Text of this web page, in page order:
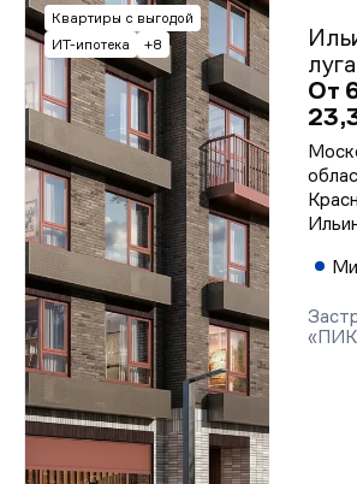
Квартиры с выгодой
ИТ-ипотека
+8
луга
От